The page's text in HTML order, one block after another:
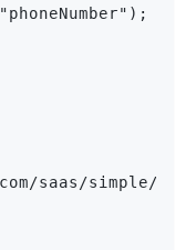
saas/simple/